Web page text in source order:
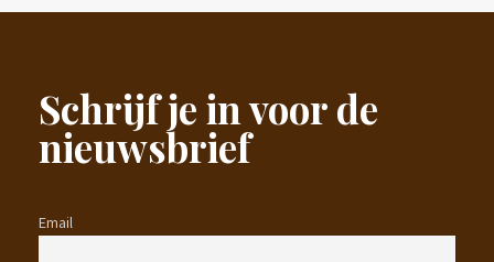
Schrijf je in voor de
nieuwsbrief
Email